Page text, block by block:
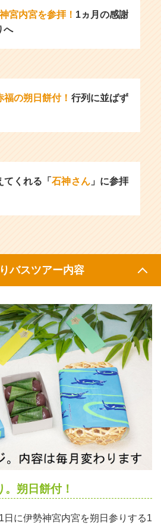
宮内宮を参拝！ 1ヵ月の感謝
へ
の朔日餅付！ 行列に並ばず
てくれる「石神さん」に参拝
バスツアー内容
朔日餅付！
日に伊勢神宮内宮を朔日参りする1